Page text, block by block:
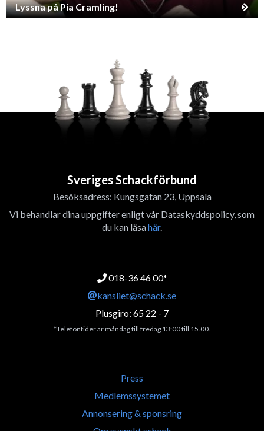
Lyssna på Pia Cramling!
Sveriges Schackförbund
Besöksadress: Kungsgatan 23, Uppsala
Vi behandlar dina uppgifter enligt vår Dataskyddspolicy, som
du kan läsahär.
018-36 46 00*
kansliet@schack.se
Plusgiro: 65 22 - 7
*Telefontider är måndag till fredag 13:00 till 15.00.
Press
Medlemssystemet
Annonsering & sponsring